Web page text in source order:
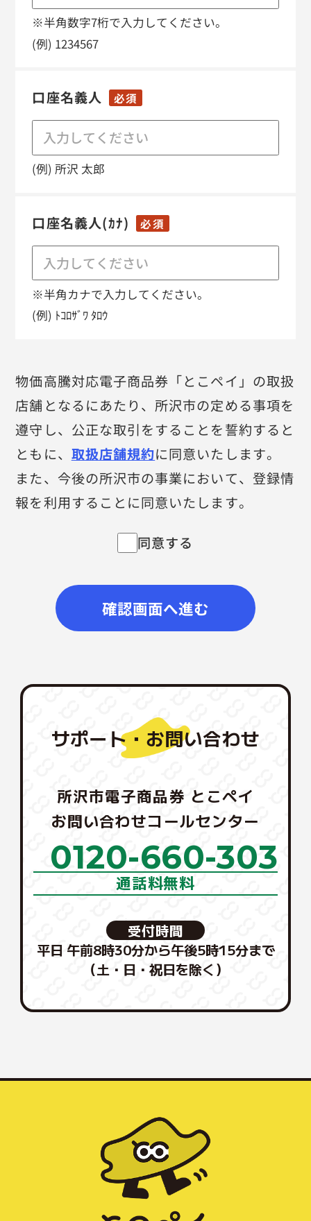
※半角数字7桁で入力してください。
(例) 1234567
口座名義人 必須
(例) 所沢 太郎
口座名義人(ｶﾅ) 必須
※半角カナで入力してください。
(例) ﾄｺﾛｻﾞﾜ ﾀﾛｳ
物価高騰対応電子商品券「とこペイ」の取扱
店舗となるにあたり、所沢市の定める事項を
遵守し、 公正な取引をすることを誓約すると
ともに、 取扱店舗規約に同意いたします。
また、今後の所沢市の事業において、登録情
報を利用することに同意いたします。
同意する
サポート・お問い合わせ
所沢市電子商品券 とこペイ
お問い合わせコールセンター
0120-660-303
通話料無料
受付時間
平日 午前8時30分から午後5時15分まで
（土・日・祝日を除く）